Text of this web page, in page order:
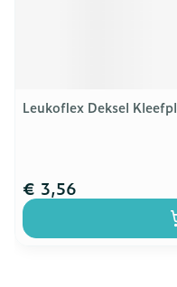
Leukoflex Deksel
€ 3,56